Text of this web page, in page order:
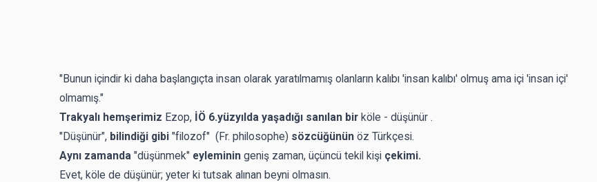
"Bunun içindir ki daha başlangıçta insan olarak yaratılmamış olanların kalıbı 'insan kalıbı' olmuş ama içi 'insan içi'
olmamış."
Trakyalı hemşerimiz Ezop, İÖ 6.yüzyılda yaşadığı sanılan bir köle - düşünür .
"Düşünür", bilindiği gibi "filozof" (Fr. philosophe) sözcüğünün öz Türkçesi.
Aynı zamanda "düşünmek" eyleminin geniş zaman, üçüncü tekil kişi çekimi.
Evet, köle de düşünür; yeter ki tutsak alınan beyni olmasın.